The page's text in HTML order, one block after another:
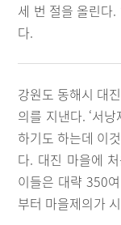
세 번 절을 올린다
다.
강원도 동해시 대
의를 지낸다. ‘서
하기도 하는데 이
다. 대진 마을에
이들은 대략 350
부터 마을제의가